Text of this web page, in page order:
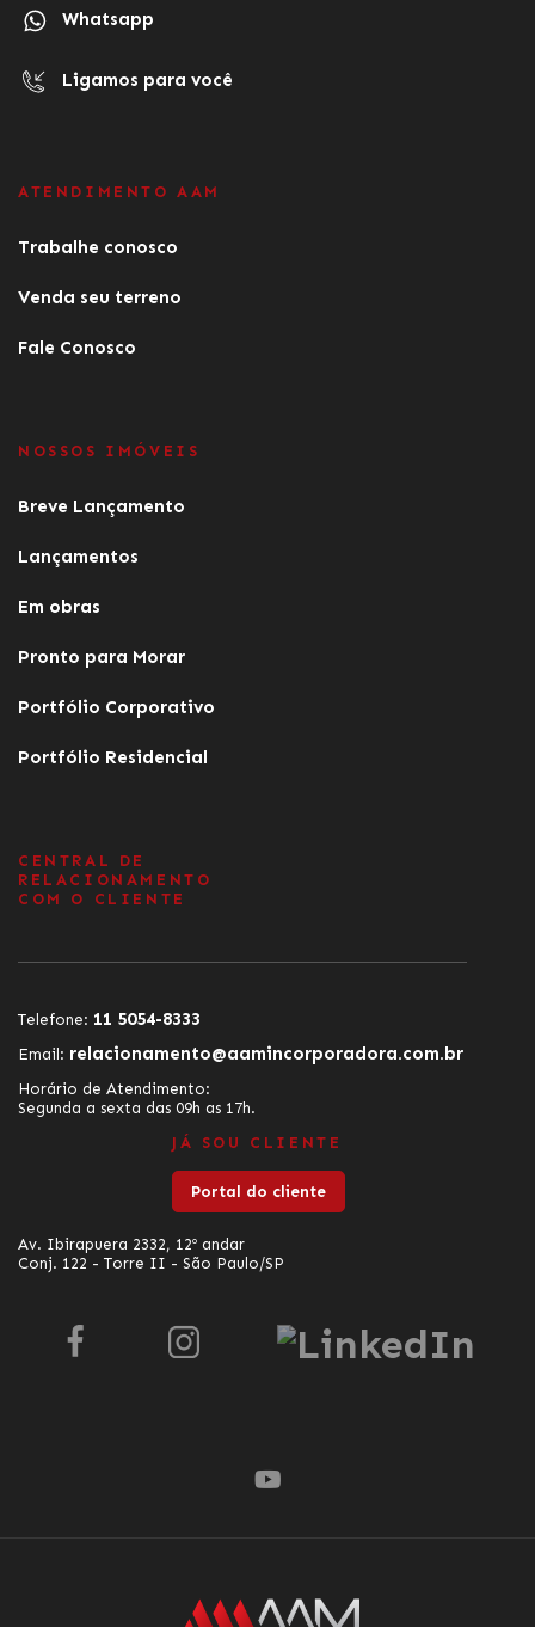
Whatsapp
Ligamos para você
ATENDIMENTO AAM
Trabalhe conosco
Venda seu terreno
Fale Conosco
NOSSOS IMÓVEIS
Breve Lançamento
Lançamentos
Em obras
Pronto para Morar
Portfólio Corporativo
Portfólio Residencial
CENTRAL DE
RELACIONAMENTO
COM O CLIENTE
Telefone: 11 5054-8333
Email: relacionamento@aamincorporadora.com.br
Horário de Atendimento:
Segunda a sexta das 09h as 17h.
JÁ SOU CLIENTE
Portal do cliente
Av. Ibirapuera 2332, 12º andar
Conj. 122 - Torre II - São Paulo/SP